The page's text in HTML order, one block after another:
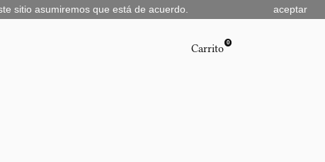
sitio asumiremos que está de acuerdo. aceptar
Carrito 0